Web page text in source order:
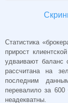
Статистика
прирост
удваивают баланс
рассчитана на
последним
перевалило за 600
неадекватны.